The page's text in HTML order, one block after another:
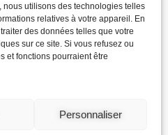
utilisons des technologies telles
relatives à votre appareil. En
des données telles que votre
sur ce site. Si vous refusez ou
et fonctions pourraient être
Personnaliser